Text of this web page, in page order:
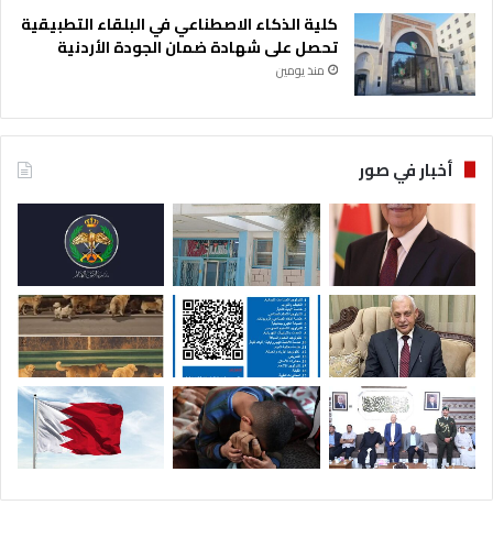
كلية الذكاء الاصطناعي في البلقاء التطبيقية
تحصل على شهادة ضمان الجودة الأردنية
منذ يومين
أخبار في صور